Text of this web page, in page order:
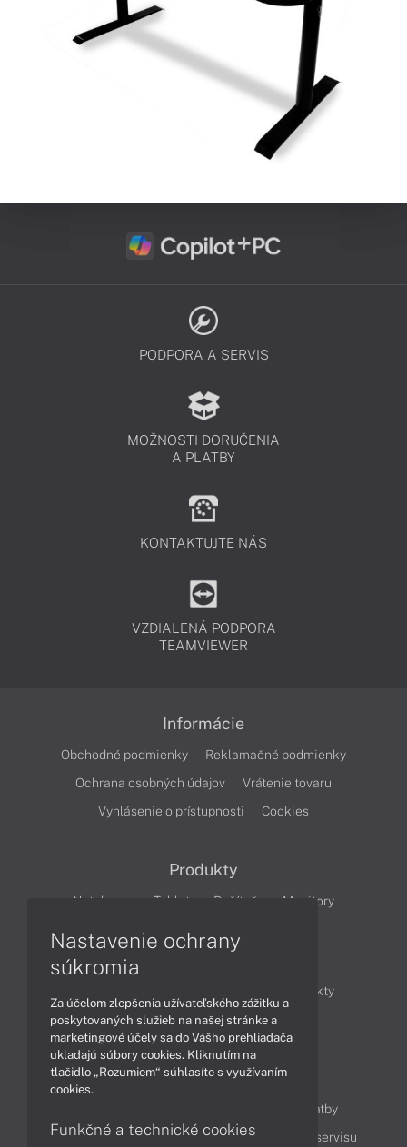
PODPORA A SERVIS
MOŽNOSTI DORUČENIA
A PLATBY
KONTAKTUJTE NÁS
VZDIALENÁ PODPORA
TEAMVIEWER
Informácie
Obchodné podmienky
Reklamačné podmienky
Ochrana osobných údajov
Vrátenie tovaru
Vyhlásenie o prístupnosti
Cookies
Produkty
Notebooky Tablety Počítače Monitory
Produkty
Technológie
Videá
Obsah
Možnosti doručenia a platby
Podpora a servis
Servisné služby Cenník servisu
Nastavenie ochrany
súkromia
Za účelom zlepšenia užívateľského zážitku a
poskytovaných služieb na našej stránke a
marketingové účely sa do Vášho prehliadača
ukladajú súbory cookies. Kliknutím na
tlačidlo „Rozumiem“ súhlasíte s využívaním
cookies.
Funkčné a technické cookies